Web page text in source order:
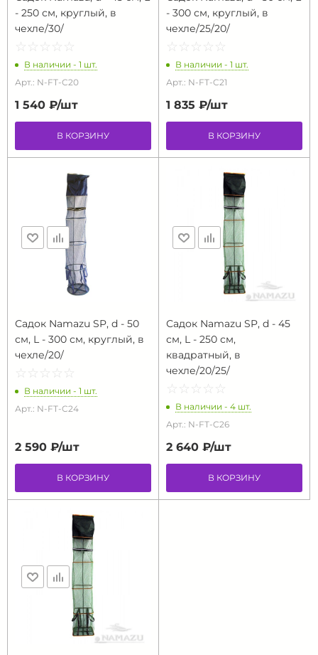
- 250 см, круглый, в
чехле/30/
☆ ☆ ☆ ☆ ☆
★ ★ ★ ★ ★
В наличии - 1 шт.
Арт.: N-FT-C20
1 540 ₽/шт
В КОРЗИНУ
- 300 см, круглый, в
чехле/25/20/
☆ ☆ ☆ ☆ ☆
★ ★ ★ ★ ★
В наличии - 1 шт.
Арт.: N-FT-C21
1 835 ₽/шт
В КОРЗИНУ
Садок Namazu SP, d - 50
см, L - 300 см, круглый, в
чехле/20/
☆ ☆ ☆ ☆ ☆
★ ★ ★ ★ ★
В наличии - 1 шт.
Арт.: N-FT-C24
2 590 ₽/шт
В КОРЗИНУ
Садок Namazu SP, d - 45
см, L - 250 см,
квадратный, в
чехле/20/25/
☆ ☆ ☆ ☆ ☆
★ ★ ★ ★ ★
В наличии - 4 шт.
Арт.: N-FT-C26
2 640 ₽/шт
В КОРЗИНУ